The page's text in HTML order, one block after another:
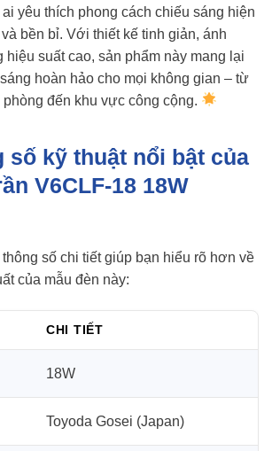
yêu thích phong cách chiếu sáng hiện
bền bỉ. Với thiết kế tinh giản, ánh
hiệu suất cao, sản phẩm này mang lại
hoàn hảo cho mọi không gian – từ
đến khu vực công cộng.
số kỹ thuật nổi bật của
V6CLF-18 18W
số chi tiết giúp bạn hiểu rõ hơn về
của mẫu đèn này:
CHI TIẾT
18W
Toyoda Gosei (Japan)